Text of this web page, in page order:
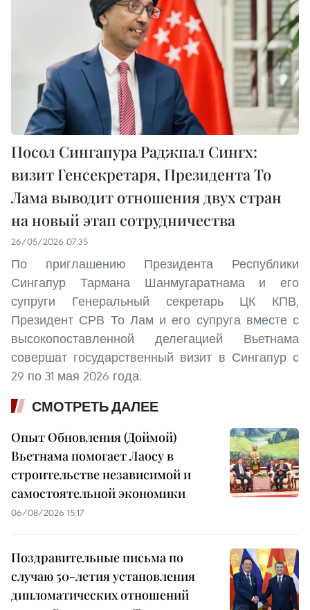
Посол Сингапура Раджпал Сингх:
визит Генсекретаря, Президента То
Лама выводит отношения двух стран
на новый этап сотрудничества
26/05/2026 07:35
По приглашению Президента Республики
Сингапур Тармана Шанмугаратнама и его
супруги Генеральный секретарь ЦК КПВ,
Президент СРВ То Лам и его супруга вместе с
высокопоставленной делегацией Вьетнама
совершат государственный визит в Сингапур с
29 по 31 мая 2026 года.
СМОТРЕТЬ ДАЛЕЕ
Опыт Обновления (Доймой)
Вьетнама помогает Лаосу в
строительстве независимой и
самостоятельной экономики
06/08/2026 15:17
Поздравительные письма по
случаю 50-летия установления
дипломатических отношений